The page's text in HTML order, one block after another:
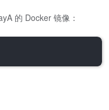
的 Docker 镜像：